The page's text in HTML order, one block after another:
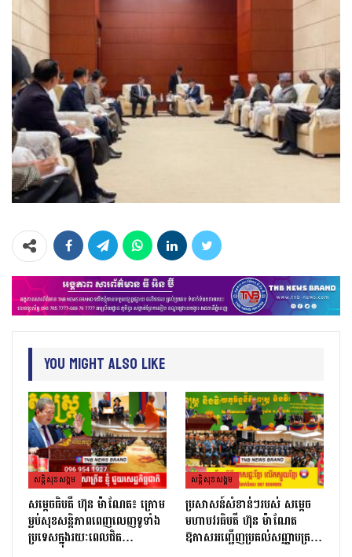
You Might Also Like
សន្តិសុខសង្គម
សម្ដេចធិបតី ហ៊ុន ម៉ាណែត៖ ក្រោម
ម្លប់សុខសន្តិភាពពេញលេញទូទាំង
ប្រទេសក្នុងរយៈពេលជិត…
សន្តិសុខសង្គម
ប្រសាសន៍សំខាន់ៗរបស់ សម្តេច
មហាបវរធិបតី ហ៊ុន ម៉ាណែត
ឱកាសអញ្ជើញប្រគល់សញ្ញាបត្រ…